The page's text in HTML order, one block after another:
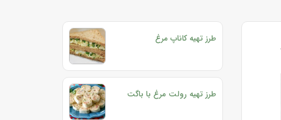
طرز تهیه کاناپ مرغ
طرز تهیه رولت مرغ با باگت